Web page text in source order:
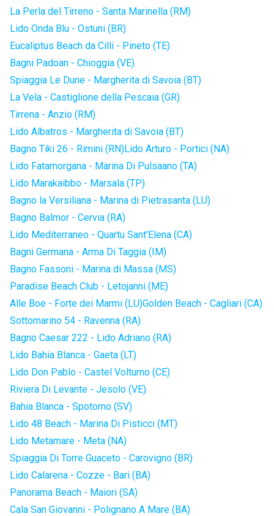
La Perla del Tirreno - Santa Marinella (RM)
Lido Onda Blu - Ostuni (BR)
Eucaliptus Beach da Cilli - Pineto (TE)
Bagni Padoan - Chioggia (VE)
Spiaggia Le Dune - Margherita di Savoia (BT)
La Vela - Castiglione della Pescaia (GR)
Tirrena - Anzio (RM)
Lido Albatros - Margherita di Savoia (BT)
Bagno Tiki 26 - Rimini (RN)Lido Arturo - Portici (NA)
Lido Fatamorgana - Marina Di Pulsaano (TA)
Lido Marakaibbo - Marsala (TP)
Bagno la Versiliana - Marina di Pietrasanta (LU)
Bagno Balmor - Cervia (RA)
Lido Mediterraneo - Quartu Sant'Elena (CA)
Bagni Germana - Arma Di Taggia (IM)
Bagno Fassoni - Marina di Massa (MS)
Paradise Beach Club - Letojanni (ME)
Alle Boe - Forte dei Marmi (LU)Golden Beach - Cagliari (CA)
Sottomarino 54 - Ravenna (RA)
Bagno Caesar 222 - Lido Adriano (RA)
Lido Bahia Blanca - Gaeta (LT)
Lido Don Pablo - Castel Volturno (CE)
Riviera Di Levante - Jesolo (VE)
Bahia Blanca - Spotorno (SV)
Lido 48 Beach - Marina Di Pisticci (MT)
Lido Metamare - Meta (NA)
Spiaggia Di Torre Guaceto - Carovigno (BR)
Lido Calarena - Cozze - Bari (BA)
Panorama Beach - Maiori (SA)
Cala San Giovanni - Polignano A Mare (BA)